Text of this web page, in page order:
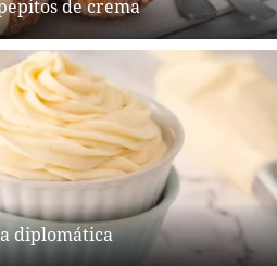
de crema
diplomática